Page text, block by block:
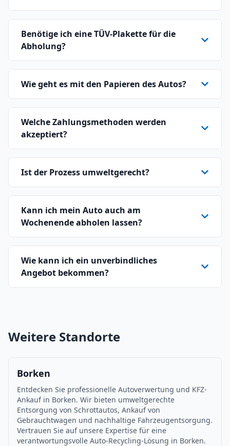
Benötige ich eine TÜV-Plakette für die
Abholung?
Wie geht es mit den Papieren des Autos?
Welche Zahlungsmethoden werden
akzeptiert?
Ist der Prozess umweltgerecht?
Kann ich mein Auto auch am
Wochenende abholen lassen?
Wie kann ich ein unverbindliches
Angebot bekommen?
Weitere Standorte
Borken
Entdecken Sie professionelle Autoverwertung und KFZ-
Ankauf in Borken. Wir bieten umweltgerechte
Entsorgung von Schrottautos, Ankauf von
Gebrauchtwagen und nachhaltige Fahrzeugentsorgung.
Vertrauen Sie auf unsere Expertise für eine
verantwortungsvolle Auto-Recycling-Lösung in Borken.